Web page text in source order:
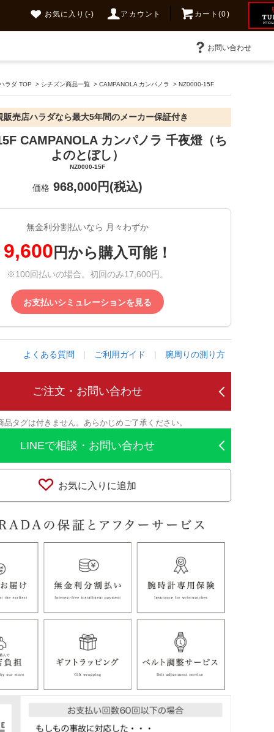
お気に入り (-) アカウント カート(0)
お問い合わせ
ラダ TOP > シチズン商品一覧 >CAMPANOLA カンパノラ >NZ0000-15F
販売店ハラダなら最大5年間のメーカー保証付き
CAMPANOLA カンパノラ 千夜燈（ち
よのとぼし）
NZ0000-15F
価格 968,000円(税込)
無金利分割払いなら 月々わずか
9,600 円から購入可能！
※100回払いの場合。初回のみ17,600円。
お支払いシミュレーションを見る
よくある質問 | ご利用ガイド | 腕周りの測り方
ご注文・お問い合わせ
タグは付きません。あらかじめご了承ください。
LINEで相談・お問い合わせ
お気に入りに追加